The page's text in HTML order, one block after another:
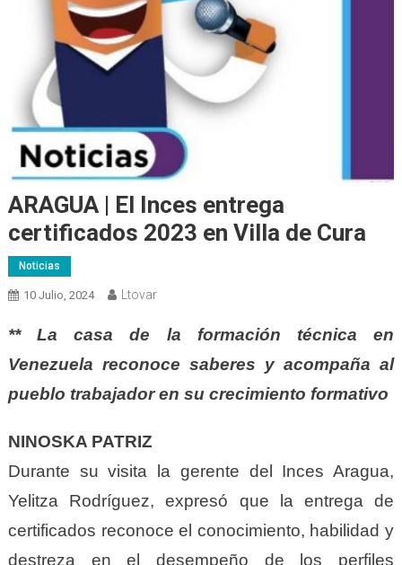
ARAGUA | El Inces entrega
certificados 2023 en Villa de Cura
Noticias
10 Julio, 2024 Ltovar
** La casa de la formación técnica en
Venezuela reconoce saberes y acompaña al
pueblo trabajador en su crecimiento formativo
NINOSKA PATRIZ
Durante su visita la gerente del Inces Aragua,
Yelitza Rodríguez, expresó que la entrega de
certificados reconoce el conocimiento, habilidad y
destreza en el desempeño de los perfiles